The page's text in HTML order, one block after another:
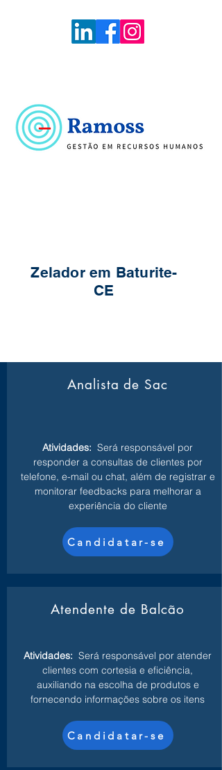
Zelador em Baturite-
CE
Analista de Sac
Atividades: Será responsável por
responder a consultas de clientes por
telefone, e-mail ou chat, além de registrar e
monitorar feedbacks para melhorar a
experiência do cliente
Candidatar-se
Atendente de Balcão
Atividades: Será responsável por atender
clientes com cortesia e eficiência,
auxiliando na escolha de produtos e
fornecendo informações sobre os itens
Candidatar-se